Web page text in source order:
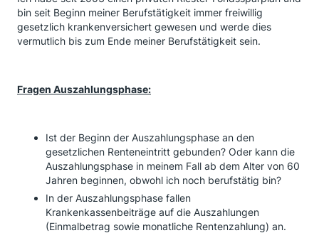
bin seit Beginn meiner Berufstätigkeit immer freiwillig
gesetzlich krankenversichert gewesen und werde dies
vermutlich bis zum Ende meiner Berufstätigkeit sein.
Fragen Auszahlungsphase:
Ist der Beginn der Auszahlungsphase an den
gesetzlichen Renteneintritt gebunden? Oder kann die
Auszahlungsphase in meinem Fall ab dem Alter von 60
Jahren beginnen, obwohl ich noch berufstätig bin?
In der Auszahlungsphase fallen
Krankenkassenbeiträge auf die Auszahlungen
(Einmalbetrag sowie monatliche Rentenzahlung) an.